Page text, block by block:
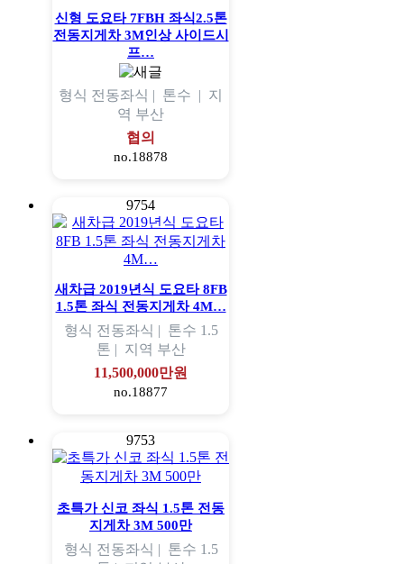
신형 도요타 7FBH 좌식2.5톤
전동지게차 3M인상 사이드시
프…
형식 전동좌식 | 톤수 | 지
역 부산
협의
no.18878
9754
새차급 2019년식 도요타 8FB
1.5톤 좌식 전동지게차 4M…
형식 전동좌식 | 톤수 1.5
톤 | 지역 부산
11,500,000만원
no.18877
9753
초특가 신코 좌식 1.5톤 전동
지게차 3M 500만
형식 전동좌식 | 톤수 1.5